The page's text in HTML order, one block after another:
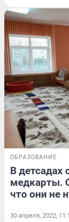
ОБРАЗОВАНИЕ
В детсадах
медкарты.
что они не
30 апреля, 2022,